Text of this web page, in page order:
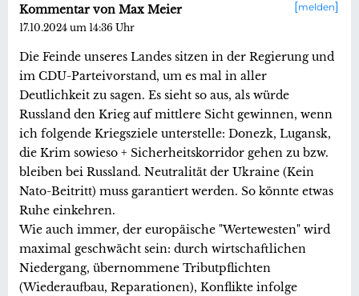
melden
Kommentar von Max Meier
17.10.2024 um 14:36 Uhr
Die Feinde unseres Landes sitzen in der Regierung und
im CDU-Parteivorstand, um es mal in aller
Deutlichkeit zu sagen. Es sieht so aus, als würde
Russland den Krieg auf mittlere Sicht gewinnen, wenn
ich folgende Kriegsziele unterstelle: Donezk, Lugansk,
die Krim sowieso + Sicherheitskorridor gehen zu bzw.
bleiben bei Russland. Neutralität der Ukraine (Kein
Nato-Beitritt) muss garantiert werden. So könnte etwas
Ruhe einkehren.
Wie auch immer, der europäische "Wertewesten" wird
maximal geschwächt sein: durch wirtschaftlichen
Niedergang, übernommene Tributpflichten
(Wiederaufbau, Reparationen), Konflikte infolge